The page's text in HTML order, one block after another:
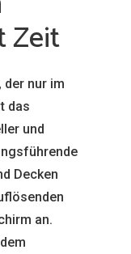
Zeit
der nur im
das
und
Decken
an.